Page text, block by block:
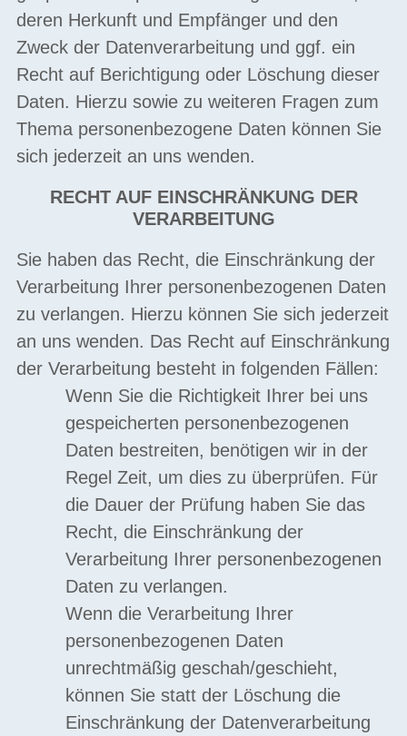
deren Herkunft und Empfänger und den
Zweck der Datenverarbeitung und ggf. ein
Recht auf Berichtigung oder Löschung dieser
Daten. Hierzu sowie zu weiteren Fragen zum
Thema personenbezogene Daten können Sie
sich jederzeit an uns wenden.
RECHT AUF EINSCHRÄNKUNG DER
VERARBEITUNG
Sie haben das Recht, die Einschränkung der
Verarbeitung Ihrer personenbezogenen Daten
zu verlangen. Hierzu können Sie sich jederzeit
an uns wenden. Das Recht auf Einschränkung
der Verarbeitung besteht in folgenden Fällen:
Wenn Sie die Richtigkeit Ihrer bei uns
gespeicherten personenbezogenen
Daten bestreiten, benötigen wir in der
Regel Zeit, um dies zu überprüfen. Für
die Dauer der Prüfung haben Sie das
Recht, die Einschränkung der
Verarbeitung Ihrer personenbezogenen
Daten zu verlangen.
Wenn die Verarbeitung Ihrer
personenbezogenen Daten
unrechtmäßig geschah/geschieht,
können Sie statt der Löschung die
Einschränkung der Datenverarbeitung